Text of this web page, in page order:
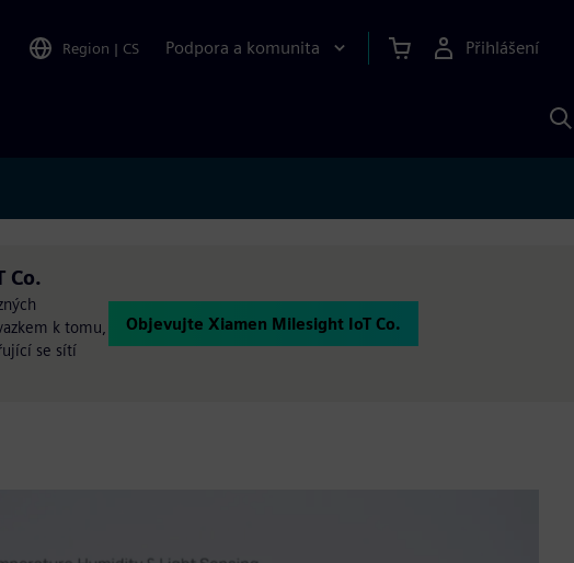
Region | CS Podpora a komunita Přihlášení
Co.
k tomu,
se sítí
Objevujte Xiamen Milesight IoT Co.